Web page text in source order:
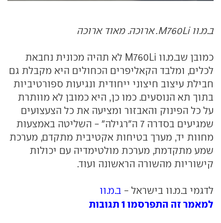
ב.מ.וו M760Li. ארוכה. מאוד ארוכה
כמובן שב.מ.וו M760Li לא תהיה מכונית נחבאת
לכלים, ומלבד הקאליפרים הכחולים היא מקבלת גם
חבילת עיצוב חיצוני ייחודית ונגיעות ספורטיביות
בתוך תא הנוסעים. כמו כן, היא כמובן לא מוותרת
על כל הפינוק והאבזור ומציעה את כל הצעצועים
שמגיעים בסדרה 7 ה"רגילה" - השליטה באמצעות
מחוות יד, מערך בטיחות אקטיבית מתקדם, מערכת
שמע מתקדמת, מערכת מולטימדיה עם יכולות
קישוריות מהשורה הראשונה ועוד.
לדגמי ב.מ.וו בישראל - ב.מ.וו
למאמר זה התפרסמו 1 תגובות